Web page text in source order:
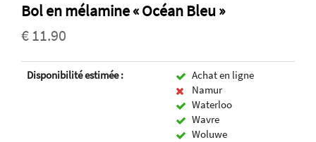
Bol en mélamine « Océan Bleu »
€ 11.90
Disponibilité estimée :
Achat en ligne
Namur
Waterloo
Wavre
Woluwe